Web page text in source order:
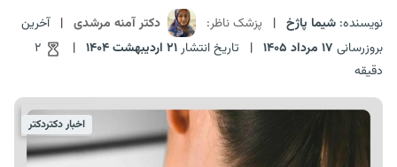
نویسنده: شیما پاژخ | پزشک ناظر: دکتر آمنه مرشدی | آخرین
بروزرسانی 17 مرداد 1405 | تاریخ انتشار21 اردیبهشت 1404 |
2
دقیقه
اخبار دکتردکتر